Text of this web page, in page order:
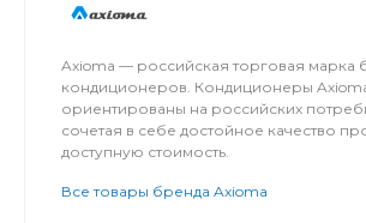
Axioma — российская торговая марка
кондиционеров. Кондиционеры
ориентированы на российских
сочетая в себе достойное качество
доступную стоимость.
Все товары бренда Axioma